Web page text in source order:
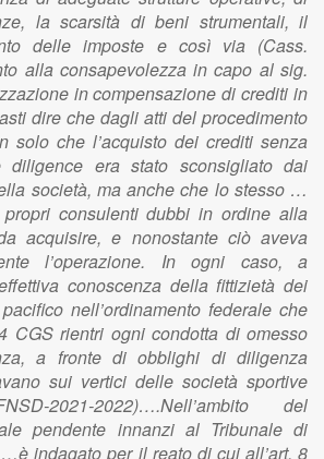
la scarsità di beni strumentali, il
delle imposte e così via (Cass.
alla consapevolezza in capo al sig.
in compensazione di crediti in
dire che dagli atti del procedimento
solo che l’acquisto dei crediti senza
diligence era stato sconsigliato dai
società, ma anche che lo stesso …
consulenti dubbi in ordine alla
acquisire, e nonostante ciò aveva
l’operazione. In ogni caso, a
conoscenza della fittizietà dei
nell’ordinamento federale che
CGS rientri ogni condotta di omesso
a fronte di obblighi di diligenza
sui vertici delle società sportive
2021-2022)….Nell’ambito del
pendente innanzi al Tribunale di
indagato per il reato di cui all’art. 8